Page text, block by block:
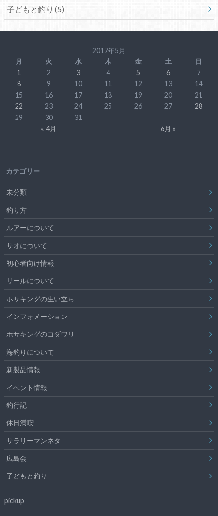
子どもと釣り (5)
2017年5月
月
火 水 木 金 土 日
« 4月 6月 »
1 2 3 4 5 6
7
8
9 10 11 12 13
14
15
16 17 18 19 20
21
22
23 24 25 26 27
28
29
30 31
カテゴリー
未分類
釣り方
ルアーについて
サオについて
初心者向け情報
リールについて
ホサキングの生い立ち
インフォメーション
ホサキングのコダワリ
海釣りについて
新製品情報
イベント情報
釣行記
休日満喫
サラリーマンネタ
広島会
子どもと釣り
pickup